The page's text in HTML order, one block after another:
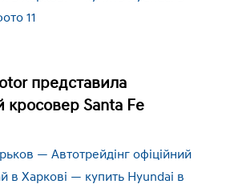
представила
кросовер Santa Fe